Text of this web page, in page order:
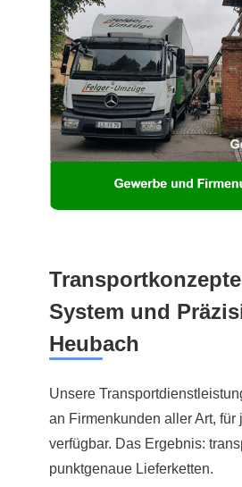
System und
Heubach
Unsere
an Firmenkunden aller Art, für
verfügbar. Das Ergebnis:
punktgenaue Lieferketten.